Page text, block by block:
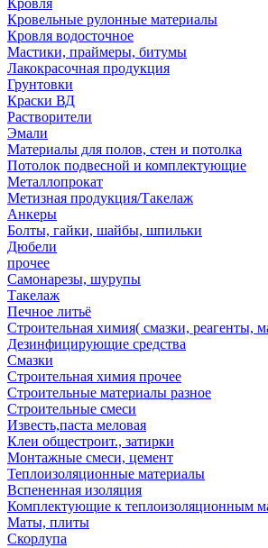
Кровля
Кровельные рулонные материалы
Кровля водосточное
Мастики, праймеры, битумы
Лакокрасочная продукция
Грунтовки
Краски ВД
Растворители
Эмали
Материалы для полов, стен и потолка
Потолок подвесной и комплектующие
Металлопрокат
Метизная продукция/Такелаж
Анкеры
Болты, гайки, шайбы, шпильки
Дюбели
прочее
Самонарезы, шурупы
Такелаж
Печное литьё
Строительная химия( смазки, реагенты,
Дезинфицирующие средства
Смазки
Строительная химия прочее
Строительные материалы разное
Строительные смеси
Известь,паста меловая
Клеи общестроит., затирки
Монтажные смеси, цемент
Теплоизоляционные материалы
Вспененная изоляция
Комплектующие к теплоизоляционным
Маты, плиты
Скорлупа